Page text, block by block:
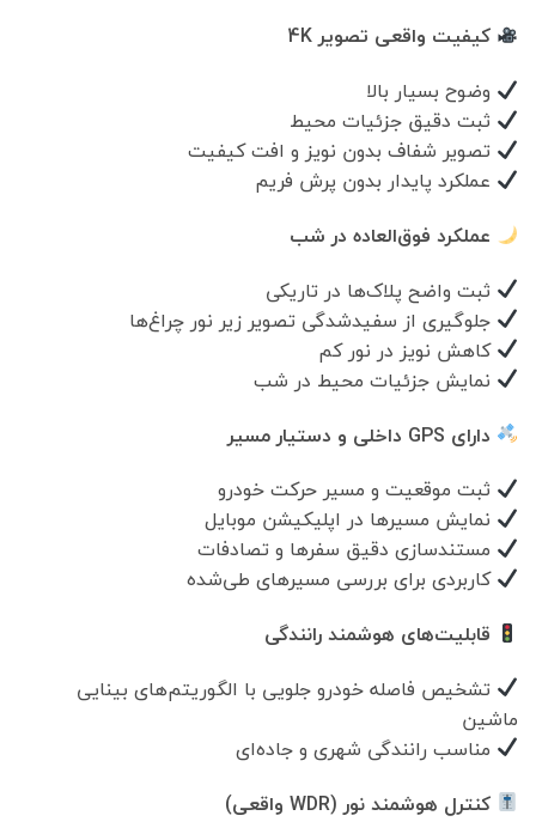
کیفیت واقعی تصویر 4K
وضوح بسیار بالا
ثبت دقیق جزئیات محیط
تصویر شفاف بدون نویز و افت کیفیت
عملکرد پایدار بدون پرش فریم
عملکرد فوق‌العاده در شب
ثبت واضح پلاک‌ها در تاریکی
جلوگیری از سفیدشدگی تصویر زیر نور چراغ‌ها
کاهش نویز در نور کم
نمایش جزئیات محیط در شب
دارای GPS داخلی و دستیار مسیر
ثبت موقعیت و مسیر حرکت خودرو
نمایش مسیرها در اپلیکیشن موبایل
مستندسازی دقیق سفرها و تصادفات
کاربردی برای بررسی مسیرهای طی‌شده
قابلیت‌های هوشمند رانندگی
تشخیص فاصله خودرو جلویی با الگوریتم‌های بینایی
ماشین
مناسب رانندگی شهری و جاده‌ای
کنترل هوشمند نور (WDR واقعی)